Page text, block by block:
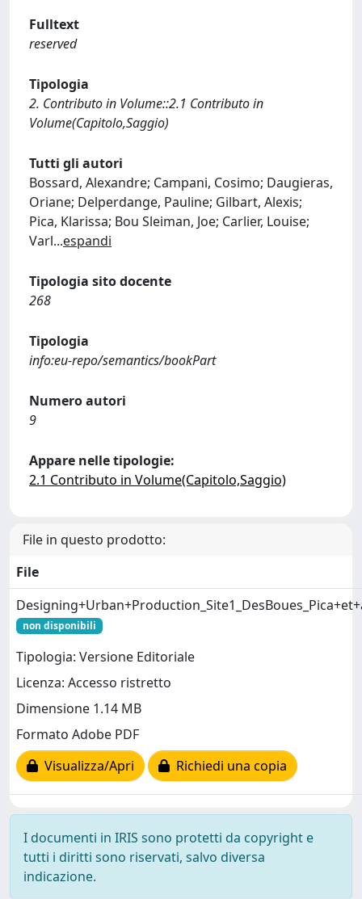
Fulltext
reserved
Tipologia
2. Contributo in Volume::2.1 Contributo in
Volume(Capitolo,Saggio)
Tutti gli autori
Bossard, Alexandre; Campani, Cosimo; Daugieras,
Oriane; Delperdange, Pauline; Gilbart, Alexis;
Pica, Klarissa; Bou Sleiman, Joe; Carlier, Louise;
Varl...espandi
Tipologia sito docente
268
Tipologia
info:eu-repo/semantics/bookPart
Numero autori
9
Appare nelle tipologie:
2.1 Contributo in Volume(Capitolo,Saggio)
File in questo prodotto:
File
non disponibili
Tipologia: Versione Editoriale
Licenza: Accesso ristretto
Dimensione 1.14 MB
Formato Adobe PDF
Visualizza/Apri
Richiedi una copia
I documenti in IRIS sono protetti da copyright e
tutti i diritti sono riservati, salvo diversa
indicazione.